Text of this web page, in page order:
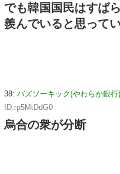
でも韓国国民はすば
羨んでいると思って
38: バズソーキック(やわらか銀行
ID:rp5MtDdG0
烏合の衆が分断